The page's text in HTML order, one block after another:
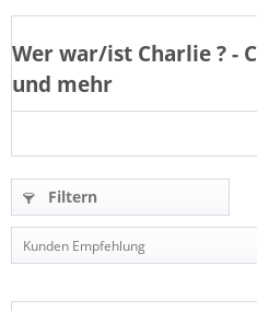
Wer war/ist Charlie? -
und mehr
Filtern